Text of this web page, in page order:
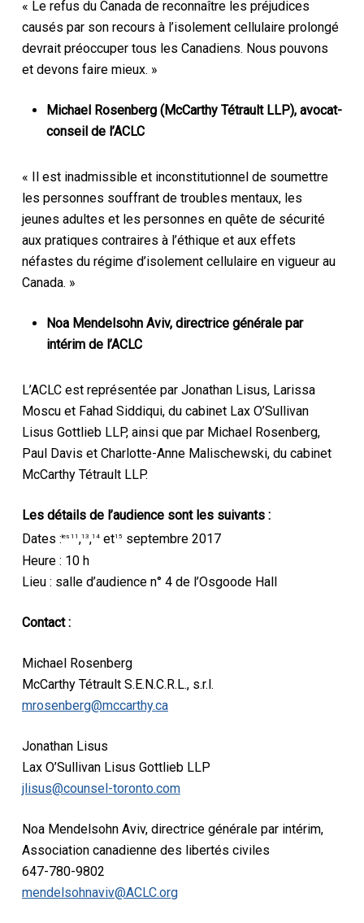
« Le refus du Canada de reconnaître les préjudices
causés par son recours à l’isolement cellulaire prolongé
devrait préoccuper tous les Canadiens. Nous pouvons
et devons faire mieux. »
Michael Rosenberg (McCarthy Tétrault LLP), avocat-
conseil de l’ACLC
« Il est inadmissible et inconstitutionnel de soumettre
les personnes souffrant de troubles mentaux, les
jeunes adultes et les personnes en quête de sécurité
aux pratiques contraires à l’éthique et aux effets
néfastes du régime d’isolement cellulaire en vigueur au
Canada. »
Noa Mendelsohn Aviv, directrice générale par
intérim de l’ACLC
L’ACLC est représentée par Jonathan Lisus, Larissa
Moscu et Fahad Siddiqui, du cabinet Lax O’Sullivan
Lisus Gottlieb LLP, ainsi que par Michael Rosenberg,
Paul Davis et Charlotte-Anne Malischewski, du cabinet
McCarthy Tétrault LLP.
Les détails de l’audience sont les suivants :
Dates :les 11 ,13,14et15
septembre 2017
Heure : 10 h
Lieu : salle d’audience n° 4 de l’Osgoode Hall
Contact :
Michael Rosenberg
McCarthy Tétrault S.E.N.C.R.L., s.r.l.
mrosenberg@mccarthy.ca
Jonathan Lisus
Lax O’Sullivan Lisus Gottlieb LLP
jlisus@counsel-toronto.com
Noa Mendelsohn Aviv, directrice générale par intérim,
Association canadienne des libertés civiles
647-780-9802
mendelsohnaviv@ACLC.org